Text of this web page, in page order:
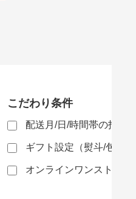
こだわり条件
配送月/日/時間帯の指定
ギフト設定（熨斗/包装
オンラインワンストップ